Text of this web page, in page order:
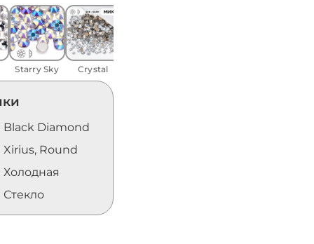
Starry Sky Crystal
Black Diamond
Xirius, Round
Холодная
Стекло